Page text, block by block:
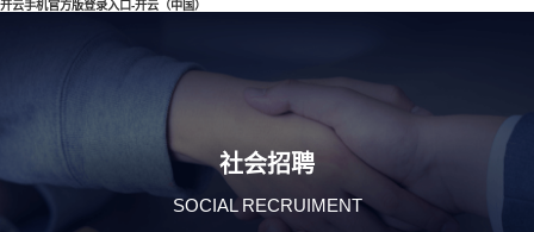
开云手机官方版登录入口-开云（中国）
社会招聘
SOCIAL RECRUIMENT